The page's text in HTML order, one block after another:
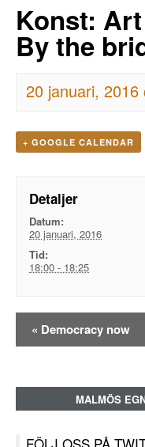
Konst:
By the
20 januari, 2016
+ GOOGLE CALENDAR
Detaljer
Datum:
20 januari, 2016
Tid:
18:00 - 18:25
« Democracy now
MALMÖS